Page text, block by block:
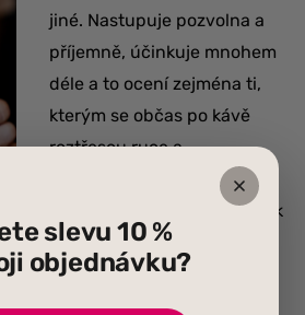
jiné. Nastupuje pozvolna a
příjemně, účinkuje mnohem
déle a to ocení zejména ti,
kterým se občas po kávě
roztřesou ruce a
zaznamenají poruchy
pozornosti. Je velmi šetrná k
zažívání a můžete si ji
nebo s mlékem.
slevu 10 %
objednávku?